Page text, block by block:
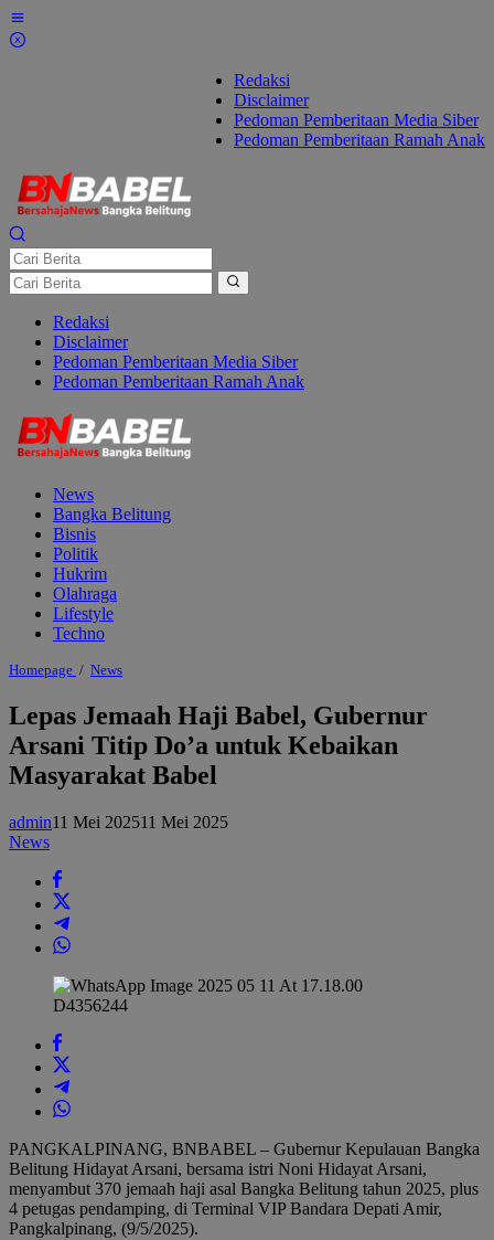
Lewati
ke
Redaksi
Disclaimer
Pedoman Pemberitaan Media Siber
Pedoman Pemberitaan Ramah Anak
Redaksi
Disclaimer
Pedoman Pemberitaan Media Siber
Pedoman Pemberitaan Ramah Anak
News
Bangka Belitung
Bisnis
Politik
Hukrim
Olahraga
Lifestyle
Techno
Homepage / NewsLepas
Babel,
Gubernur
Arsani
Titip
Kebaikan
Lepas Jemaah Haji Babel, Gubernur
Arsani Titip Do’a untuk Kebaikan
Masyarakat Babel
admin11 Mei 202511 Mei 2025
News
PANGKALPINANG, BNBABEL – Gubernur Kepulauan Bangka
Belitung Hidayat Arsani, bersama istri Noni Hidayat Arsani,
menyambut 370 jemaah haji asal Bangka Belitung tahun 2025, plus
4 petugas pendamping, di Terminal VIP Bandara Depati Amir,
Pangkalpinang, (9/5/2025).